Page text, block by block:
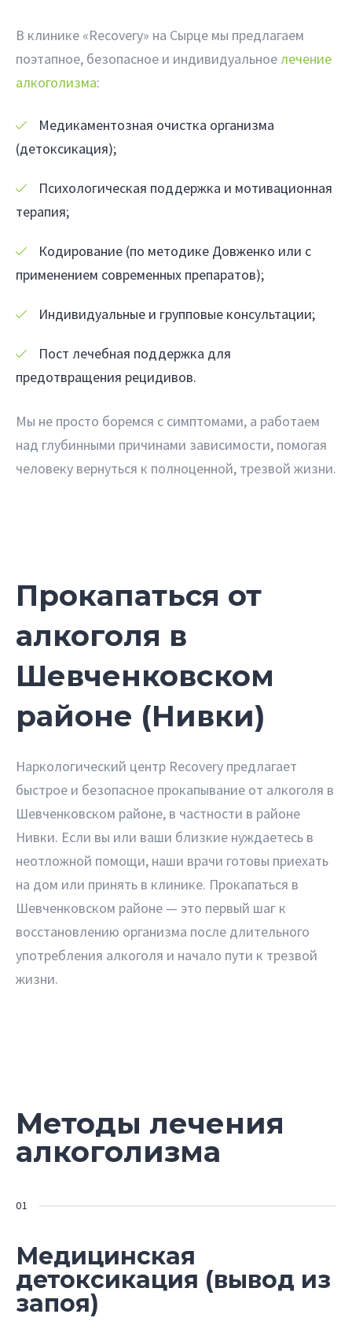
В клинике «Recovery» на Сырце мы предлагаем
поэтапное, безопасное и индивидуальноелечение
алкоголизма:
Медикаментозная очистка организма
(детоксикация);
Психологическая поддержка и мотивационная
терапия;
Кодирование (по методике Довженко или с
применением современных препаратов);
Индивидуальные и групповые консультации;
Пост лечебная поддержка для
предотвращения рецидивов.
Мы не просто боремся с симптомами, а работаем
над глубинными причинами зависимости, помогая
человеку вернуться к полноценной, трезвой жизни.
Прокапаться от
алкоголя в
Шевченковском
районе (Нивки)
Наркологический центр Recovery предлагает
быстрое и безопасное прокапывание от алкоголя в
Шевченковском районе, в частности в районе
Нивки. Если вы или ваши близкие нуждаетесь в
неотложной помощи, наши врачи готовы приехать
на дом или принять в клинике. Прокапаться в
Шевченковском районе — это первый шаг к
восстановлению организма после длительного
употребления алкоголя и начало пути к трезвой
жизни.
Методы лечения
алкоголизма
Медицинская
детоксикация (вывод из
запоя)